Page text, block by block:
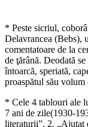
* Peste sicriul,
Delavrancea (Bebs),
comentatoare de la
de ţărână. Deodată
întoarcă, speriată,
proaspătul său
* Cele 4 tablouri ale
7 ani de zile(1930-
literaturii”. 2. „Ajutat